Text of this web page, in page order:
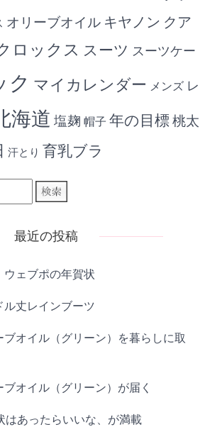
オリーブオイル キヤノン クア
ロックス スーツ スーツケー
ク マイカレンダー メンズ レ
海道 塩麹 帽子 年の目標 桃太
汗とり 育乳ブラ
最近の投稿
ウェブポの年賀状
ル丈レインブーツ
オイル（グリーン）を暮らしに取
オイル（グリーン）が届く
はあったらいいな、が満載